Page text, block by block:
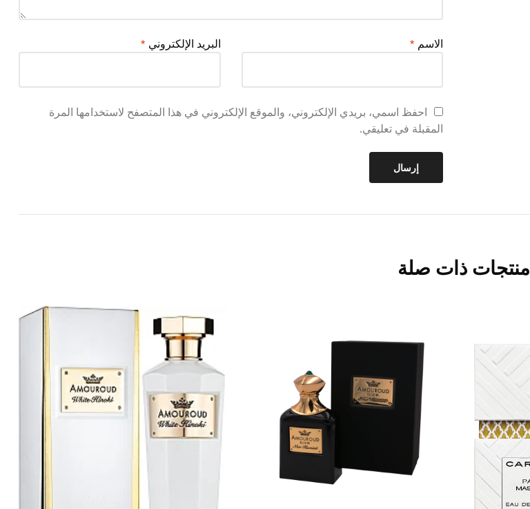
الاسم * البريد الإلكتروني *
احفظ اسمي، بريدي الإلكتروني، والموقع الإلكتروني في هذا المتصفح لاستخدامها المرة
المقبلة في تعليقي.
منتجات ذات صلة